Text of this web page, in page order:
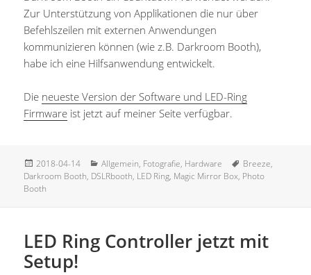
Zur Unterstützung von Applikationen die nur über
Befehlszeilen mit externen Anwendungen
kommunizieren können (wie z.B. Darkroom Booth),
habe ich eine Hilfsanwendung entwickelt.
Die neueste Version der Software und LED-Ring
Firmware ist jetzt auf meiner Seite verfügbar.
Veröffentlicht
am
2018-04-14 Kategorien
Allgemein, Fotografie, Hardware Schlagwörter
Breeze,
Darkroom Booth, DSLRbooth, LED Ring, Magic Mirror Box, Photo
Booth
LED Ring Controller jetzt mit
Setup!